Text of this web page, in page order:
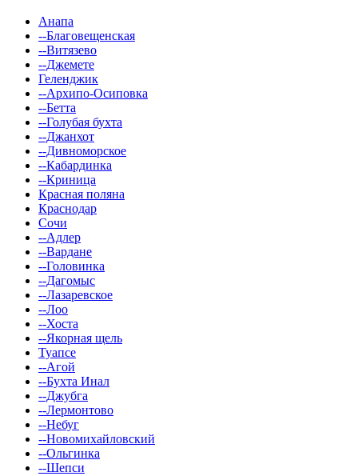
Анапа
--Благовещенская
--Витязево
--Джемете
Геленджик
--Архипо-Осиповка
--Бетта
--Голубая бухта
--Джанхот
--Дивноморское
--Кабардинка
--Криница
Красная поляна
Краснодар
Сочи
--Адлер
--Вардане
--Головинка
--Дагомыс
--Лазаревское
--Лоо
--Хоста
--Якорная щель
Туапсе
--Агой
--Бухта Инал
--Джубга
--Лермонтово
--Небуг
--Новомихайловский
--Ольгинка
--Шепси